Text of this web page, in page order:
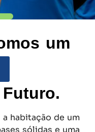
um
habitação de um
sólidas e uma